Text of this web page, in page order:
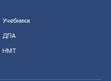
Учебники
ДПА
НМТ